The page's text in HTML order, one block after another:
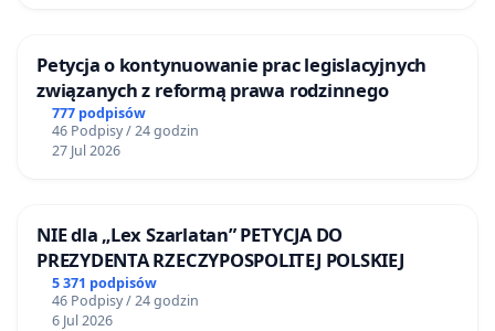
Petycja o kontynuowanie prac legislacyjnych
związanych z reformą prawa rodzinnego
777 podpisów
46 Podpisy / 24 godzin
27 Jul 2026
NIE dla „Lex Szarlatan” PETYCJA DO
PREZYDENTA RZECZYPOSPOLITEJ POLSKIEJ
5 371 podpisów
46 Podpisy / 24 godzin
6 Jul 2026